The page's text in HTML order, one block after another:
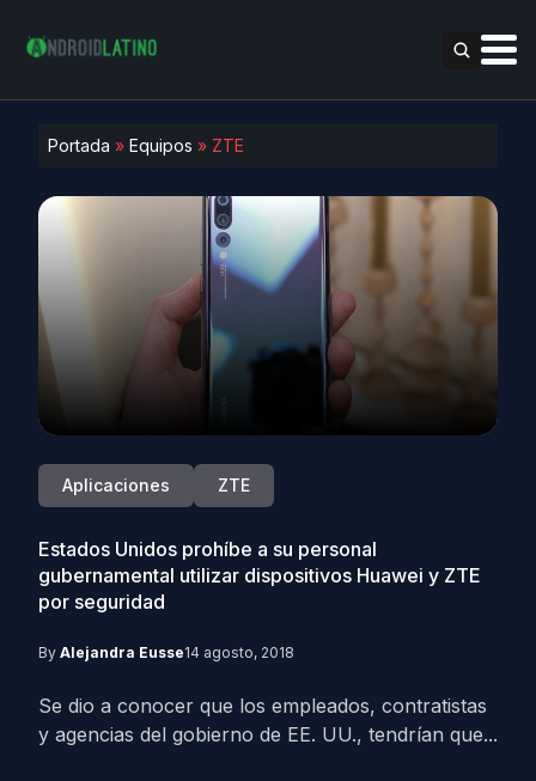
Portada » Equipos » ZTE
Aplicaciones ZTE
Estados Unidos prohíbe a su personal
gubernamental utilizar dispositivos Huawei y ZTE
por seguridad
By Alejandra Eusse14 agosto, 2018
Se dio a conocer que los empleados, contratistas
y agencias del gobierno de EE. UU., tendrían que...